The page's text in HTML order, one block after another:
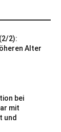
2):
Alter
bei
mit
und